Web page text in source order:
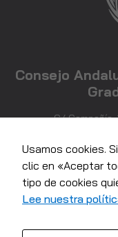
Consejo
C/ Compañía,
Usamos cookies.
clic en «Aceptar
tipo de cookies
Lee nuestra